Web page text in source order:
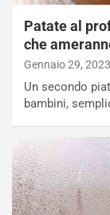
Patate al
che
Gennaio 29, 2023
Un secondo
bambini,